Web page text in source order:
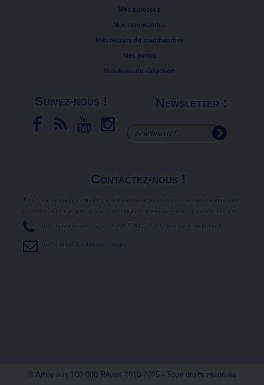
Mes adresses
Mes commandes
Mes retours de marchandise
Mes avoirs
Mes bons de réduction
Suivez-nous ! Newsletter :
Contactez-nous !
Pour un renseignement ou un conseil personnalisé, une demande
particulière ou une idée à partager, nous sommes à votre écoute.
par téléphone au
07.64.07.81.25 (appel non surtaxé).
par email Contactez-nous
© Arbre aux 100.000 Rêves 2010-2025 - Tous droits réservés